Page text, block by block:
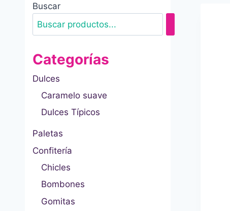
Buscar
Categorías
Dulces
Caramelo suave
Dulces Típicos
Paletas
Confitería
Chicles
Bombones
Gomitas